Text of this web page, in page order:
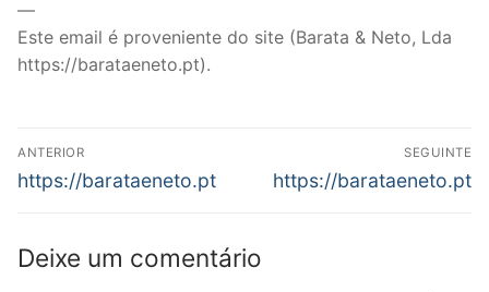
—
Este email é proveniente do site (Barata & Neto, Lda
https://barataeneto.pt).
Navegação
de
ANTERIOR
Previous
https://barataeneto.pt
SEGUINTE
Next
https://barataeneto.pt
Deixe um comentário